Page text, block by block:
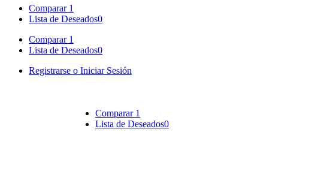
Comparar 1
Lista de Deseados0
Comparar 1
Lista de Deseados0
Registrarse o Iniciar Sesión
Comparar 1
Lista de Deseados0